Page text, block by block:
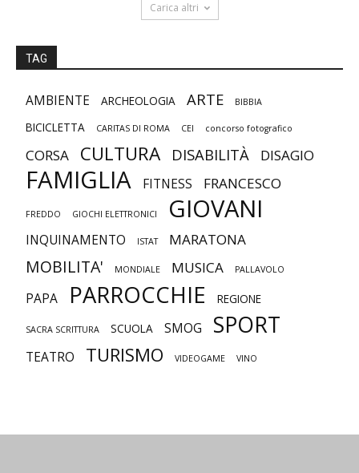
Carica altri
TAG
AMBIENTE ARCHEOLOGIA ARTE BIBBIA
BICICLETTA CARITAS DI ROMA CEI concorso fotografico
CORSA CULTURA DISABILITÀ DISAGIO
FAMIGLIA FITNESS FRANCESCO
FREDDO GIOCHI ELETTRONICI GIOVANI
INQUINAMENTO ISTAT MARATONA
MOBILITA' MONDIALE MUSICA PALLAVOLO
PAPA PARROCCHIE REGIONE
SACRA SCRITTURA SCUOLA SMOG SPORT
TEATRO TURISMO VIDEOGAME VINO